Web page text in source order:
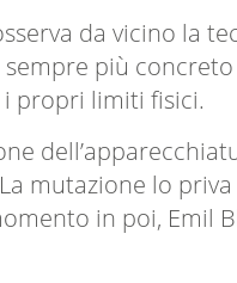
da vicino la
più concreto
propri limiti fisici.
mutazione lo
in poi, Emil